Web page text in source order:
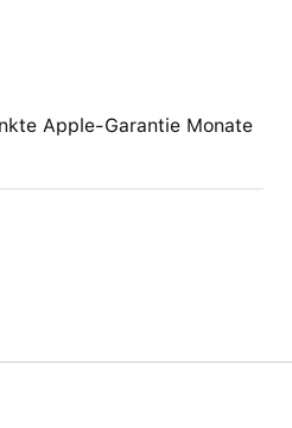
Apple-Garantie Monate